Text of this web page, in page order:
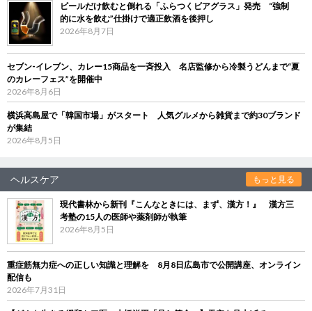
ビールだけ飲むと倒れる「ふらつくビアグラス」発売 “強制
的に水を飲む”仕掛けで適正飲酒を後押し
2026年8月7日
セブン‐イレブン、カレー15商品を一斉投入 名店監修から冷製うどんまで“夏
のカレーフェス”を開催中
2026年8月6日
横浜高島屋で「韓国市場」がスタート 人気グルメから雑貨まで約30ブランド
が集結
2026年8月5日
ヘルスケア もっと見る
現代書林から新刊『こんなときには、まず、漢方！』 漢方三
考塾の15人の医師や薬剤師が執筆
2026年8月5日
重症筋無力症への正しい知識と理解を 8月8日広島市で公開講座、オンライン
配信も
2026年7月31日